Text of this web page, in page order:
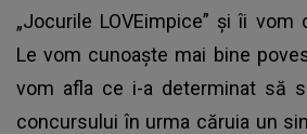
„Jocurile LOVEimpice” și îi vom
Le vom cunoaște mai bine
vom afla ce i-a determinat să
concursului în urma căruia un